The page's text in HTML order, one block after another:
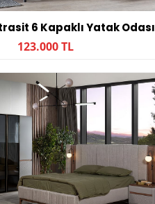
6 Kapaklı Yatak Odası
123.000 TL